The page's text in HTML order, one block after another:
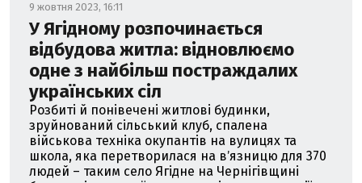
9 жовтня 2023, 16:11
У Ягідному розпочинається
відбудова житла: відновлюємо
одне з найбільш постраждалих
українських сіл
Розбиті й понівечені житлові будинки,
зруйнований сільський клуб, спалена
військова техніка окупантів на вулицях та
школа, яка перетворилася на вʼязницю для 370
людей – таким село Ягідне на Чернігівщині